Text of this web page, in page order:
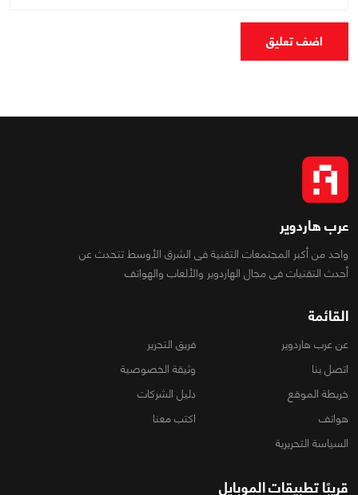
اضف تعليق
عرب هاردوير
واحد من أكبر المجتمعات التقنية فى الشرق الأوسط تتحدث عن
أحدث التقنيات فى مجال الهاردوير والألعاب والهواتف
القائمة
عن عرب هاردوير
فريق التحرير
اتصل بنا
وثيقة الخصوصية
خريطة الموقع
دليل الشركات
هواتف
اكتب معنا
السياسة التحريرية
قريبًا تطبيقات الموبايل